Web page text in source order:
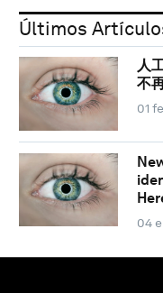
Últimos
人
不
01
04